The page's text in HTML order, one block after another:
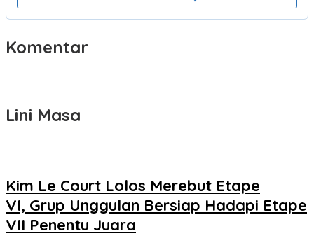
Komentar
Lini Masa
Kim Le Court Lolos Merebut Etape
VI, Grup Unggulan Bersiap Hadapi Etape
VII Penentu Juara